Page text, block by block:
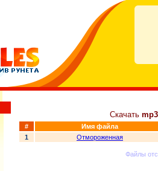
Скачать mp3
#
Имя файла
1
Отмороженная
Файлы